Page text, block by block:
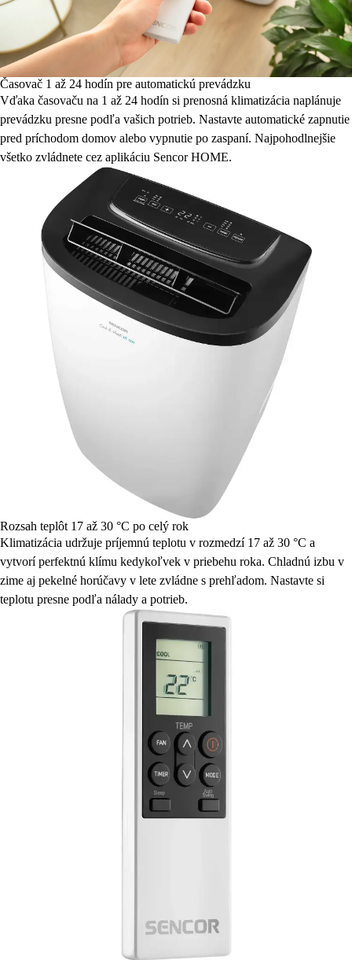
Časovač 1 až 24 hodín pre automatickú prevádzku
Vďaka časovaču na 1 až 24 hodín si prenosná klimatizácia naplánuje
prevádzku presne podľa vašich potrieb. Nastavte automatické zapnutie
pred príchodom domov alebo vypnutie po zaspaní. Najpohodlnejšie
všetko zvládnete cez aplikáciu Sencor HOME.
Rozsah teplôt 17 až 30 °C po celý rok
Klimatizácia udržuje príjemnú teplotu v rozmedzí 17 až 30 °C a
vytvorí perfektnú klímu kedykoľvek v priebehu roka. Chladnú izbu v
zime aj pekelné horúčavy v lete zvládne s prehľadom. Nastavte si
teplotu presne podľa nálady a potrieb.